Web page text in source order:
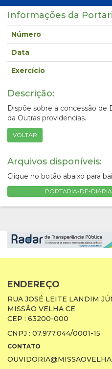
Informações da
Número
Data
Exercício
Descrição:
Dispõe sobre a concessão de
da Outras providencias.
VOLTAR
Arquivos disponíveis:
Clique no botão abaixo para
PORTARIA-DE-
ENDEREÇO
RUA JOSÉ LEITE LANDIM
MISSÃO VELHA CE
CEP : 63200-000
CNPJ : 07.977.044/0001-15
CONTATO